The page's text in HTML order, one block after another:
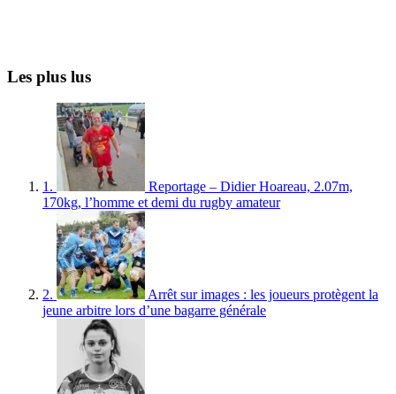
Les plus lus
1.
Reportage – Didier Hoareau, 2.07m,
170kg, l’homme et demi du rugby amateur
2.
Arrêt sur images : les joueurs protègent la
jeune arbitre lors d’une bagarre générale